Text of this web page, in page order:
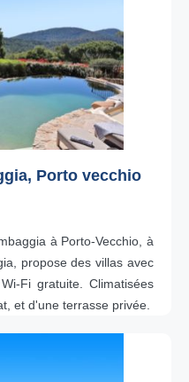
Porto vecchio
à Porto-Vecchio, à
propose des villas avec
Fi gratuite. Climatisées
et d'une terrasse privée.